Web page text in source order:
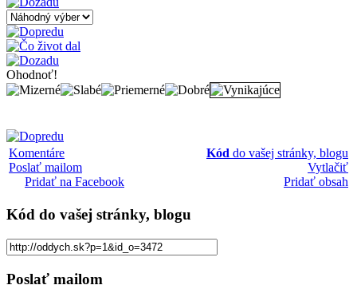
Ohodnoť!
Komentáre
Poslať mailom
Pridať na Facebook
Kód do vašej stránky, blogu
Vytlačiť
Pridať obsah
Kód do vašej stránky, blogu
Poslať mailom